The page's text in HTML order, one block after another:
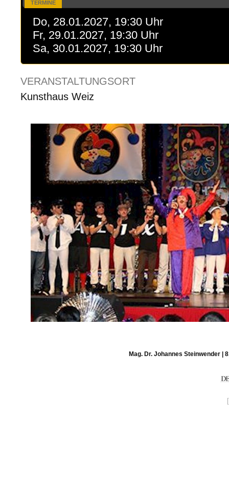
TERMINE
Do, 28.01.2027, 19:30 Uhr
Fr, 29.01.2027, 19:30 Uhr
Sa, 30.01.2027, 19:30 Uhr
VERANSTALTUNGSORT
Kunsthaus Weiz
Mag. Dr. Johannes Steinwender |